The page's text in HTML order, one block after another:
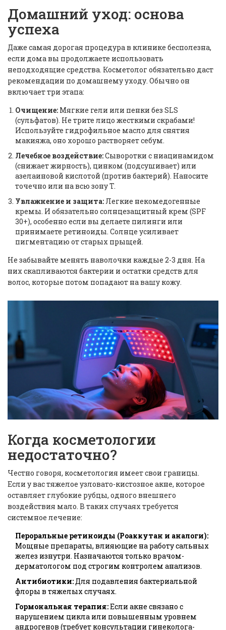
Домашний уход: основа
успеха
Даже самая дорогая процедура в клинике бесполезна,
если дома вы продолжаете использовать
неподходящие средства. Косметолог обязательно даст
рекомендации по домашнему уходу. Обычно он
включает три этапа:
Очищение: Мягкие гели или пенки без SLS
(сульфатов). Не трите лицо жесткими скрабами!
Используйте гидрофильное масло для снятия
макияжа, оно хорошо растворяет себум.
Лечебное воздействие:Сыворотки с ниацинамидом
(снижает жирность), цинком (подсушивает) или
азелаиновой кислотой (против бактерий). Наносите
точечно или на всю зону T.
Увлажнение и защита:Легкие некомедогенные
кремы. И обязательно солнцезащитный крем (SPF
30+), особенно если вы делаете пилинги или
принимаете ретиноиды. Солнце усиливает
пигментацию от старых прыщей.
Не забывайте менять наволочки каждые 2-3 дня. На
них скапливаются бактерии и остатки средств для
волос, которые потом попадают на вашу кожу.
Когда косметологии
недостаточно?
Честно говоря, косметология имеет свои границы.
Если у вас тяжелое узловато-кистозное акне, которое
оставляет глубокие рубцы, одного внешнего
воздействия мало. В таких случаях требуется
системное лечение:
Пероральные ретиноиды (Роаккутан и аналоги):
Мощные препараты, влияющие на работу сальных
желез изнутри. Назначаются только врачом-
дерматологом под строгим контролем анализов.
Антибиотики:Для подавления бактериальной
флоры в тяжелых случаях.
Гормональная терапия:Если акне связано с
нарушением цикла или повышенным уровнем
андрогенов (требует консультации гинеколога-